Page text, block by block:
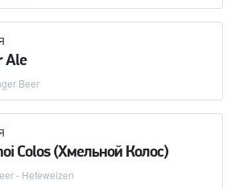
Ale
Beer
Colos (Хмельной Колос)
- Hefeweizen